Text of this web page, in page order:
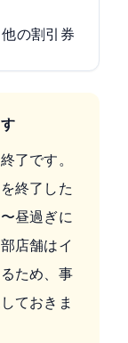
の割引券
了です。
終了した
昼過ぎに
店舗はイ
ため、事
ておきま